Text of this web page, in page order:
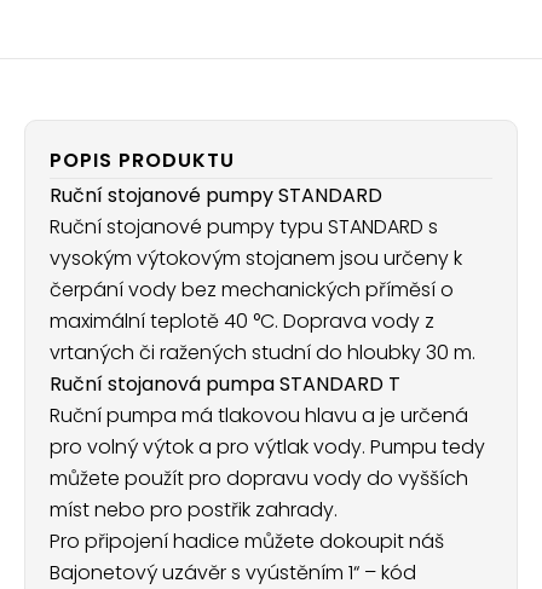
POPIS PRODUKTU
Ruční stojanové pumpy STANDARD
Ruční stojanové pumpy typu STANDARD s
vysokým výtokovým stojanem jsou určeny k
čerpání vody bez mechanických příměsí o
maximální teplotě 40 °C. Doprava vody z
vrtaných či ražených studní do hloubky 30 m.
Ruční stojanová pumpa STANDARD T
Ruční pumpa má tlakovou hlavu a je určená
pro volný výtok a pro výtlak vody. Pumpu tedy
můžete použít pro dopravu vody do vyšších
míst nebo pro postřik zahrady.
Pro připojení hadice můžete dokoupit náš
Bajonetový uzávěr s vyústěním 1“ – kód